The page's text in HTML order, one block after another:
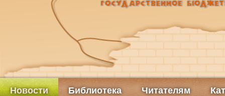
Новости Библиотека Читателям